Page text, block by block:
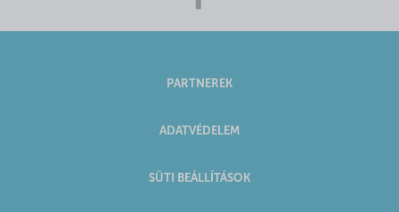
PARTNEREK
ADATVÉDELEM
SÜTI BEÁLLÍTÁSOK